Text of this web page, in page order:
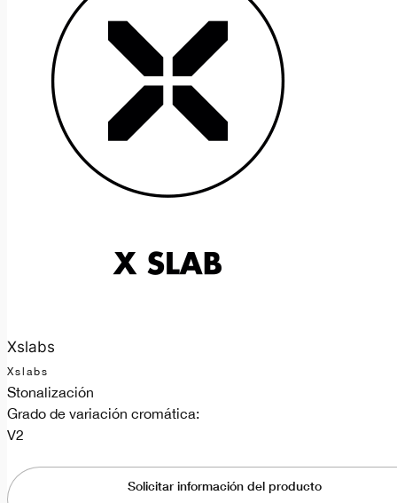
Xslabs
Xslabs
Stonalización
Grado de variación cromática:
V2
Solicitar información del producto